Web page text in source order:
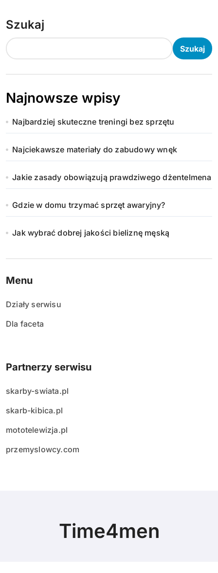
Szukaj
Szukaj
Najnowsze wpisy
Najbardziej skuteczne treningi bez sprzętu
Najciekawsze materiały do zabudowy wnęk
Jakie zasady obowiązują prawdziwego dżentelmena
Gdzie w domu trzymać sprzęt awaryjny?
Jak wybrać dobrej jakości bieliznę męską
Menu
Działy serwisu
Dla faceta
Partnerzy serwisu
skarby-swiata.pl
skarb-kibica.pl
mototelewizja.pl
przemyslowcy.com
Time4men